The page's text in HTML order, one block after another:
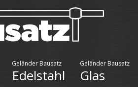
Geländer Bausatz
Edelstahl
Geländer Bausatz
Glas